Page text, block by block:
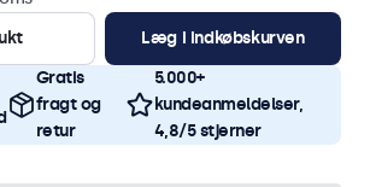
Læg i indkøbskurven
Gratis
fragt og
retur
5.000+
kundeanmeldelser,
4,8/5 stjerner